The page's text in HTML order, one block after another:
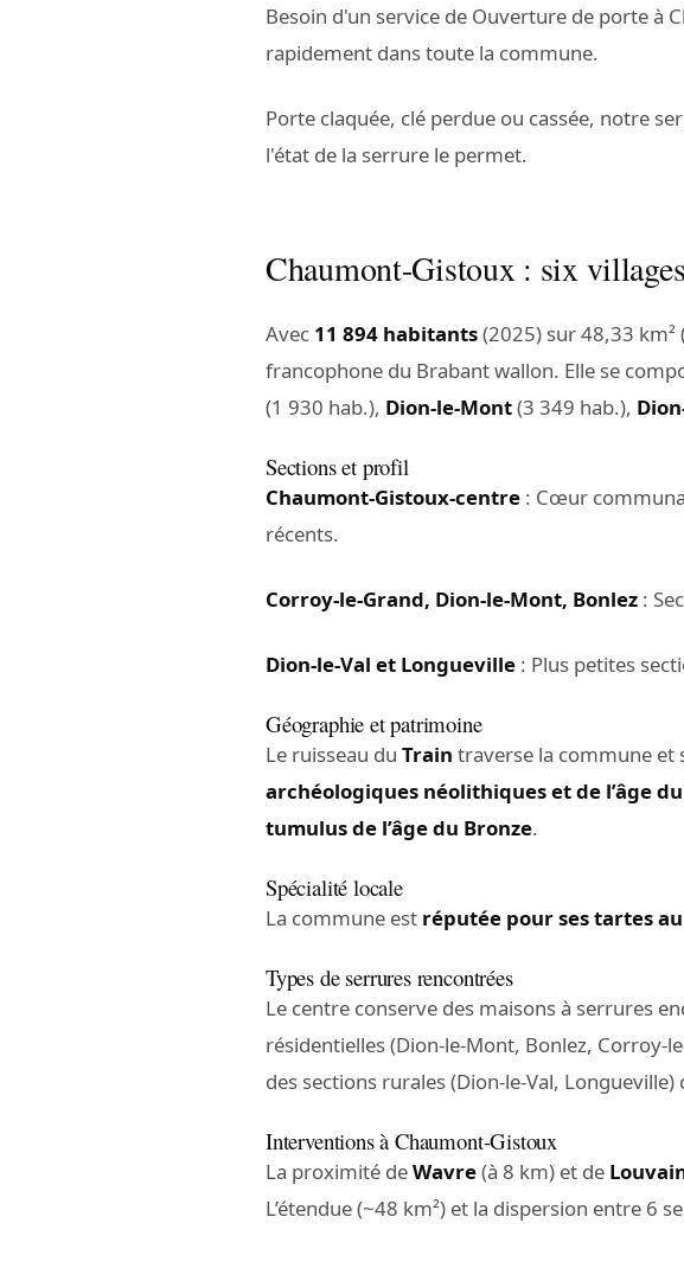
Besoin d'un service de Ouverture de porte à
rapidement dans toute la commune.
Porte claquée, clé perdue ou cassée, notre
l'état de la serrure le permet.
Chaumont-Gistoux : six
Avec 11 894 habitants(2025) sur 48,33 km²
francophone du Brabant wallon. Elle se
(1 930 hab.), Dion-le-Mont(3 349 hab.),
Sections et profil
Chaumont-Gistoux-centre : Cœur
récents.
Corroy-le-Grand, Dion-le-Mont, Bonlez :
Dion-le-Val et Longueville : Plus petites
Géographie et patrimoine
Le ruisseau du Train traverse la commune et
archéologiques néolithiques et de l’âge
tumulus de l’âge du Bronze.
Spécialité locale
La commune est réputée pour ses tartes
Types de serrures rencontrées
Le centre conserve des maisons à serrures
résidentielles (Dion-le-Mont, Bonlez,
des sections rurales (Dion-le-Val,
Interventions à Chaumont-Gistoux
La proximité deWavre(à 8 km) et de
L’étendue (~48 km²) et la dispersion entre 6